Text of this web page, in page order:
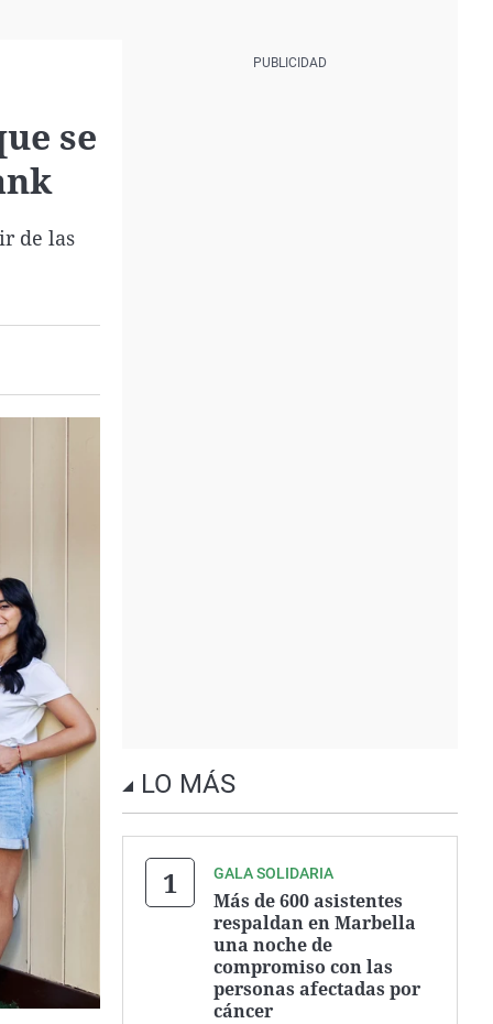
se
de las
LO MÁS
GALA SOLIDARIA
Más de 600 asistentes
respaldan en Marbella
una noche de
compromiso con las
personas afectadas por
cáncer